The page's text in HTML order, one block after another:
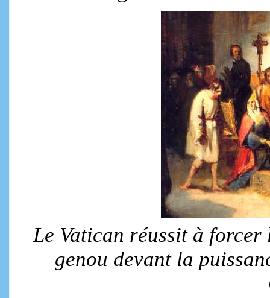
Le Vatican réussit à
genou devant la